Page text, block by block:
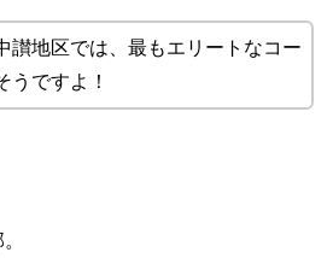
讃地区では、最もエリートなコー
うですよ！